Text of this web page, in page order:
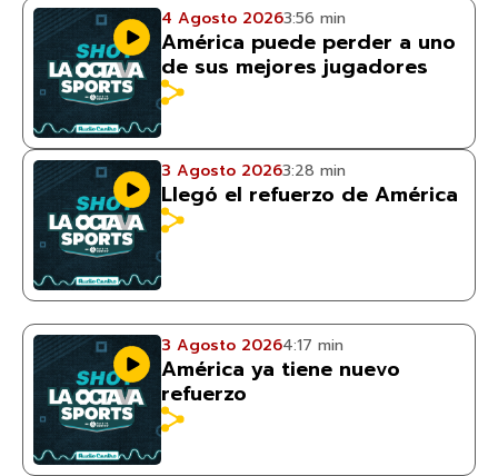
4 Agosto 20263:56 min
América puede perder a uno
de sus mejores jugadores
3 Agosto 20263:28 min
Llegó el refuerzo de América
3 Agosto 20264:17 min
América ya tiene nuevo
refuerzo